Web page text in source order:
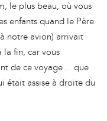
le plus beau, où vous
enfants quand le Père
notre avion) arrivait
la fin, car vous
de ce voyage… que
était assise à droite du